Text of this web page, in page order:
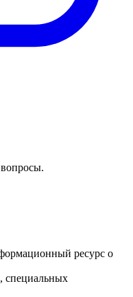
ресурс о
специальных